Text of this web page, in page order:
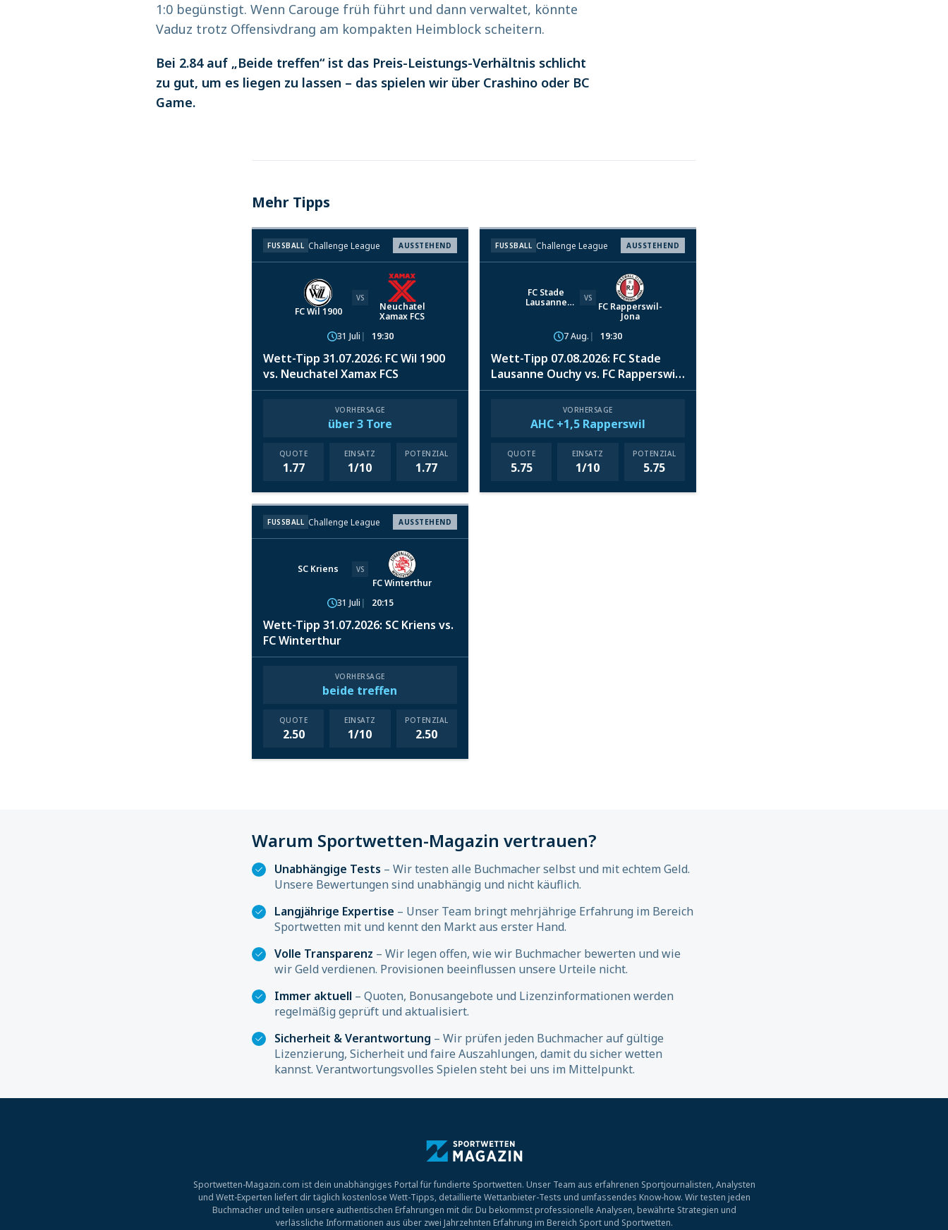
1:0 begünstigt. Wenn Carouge früh führt und dann verwaltet, könnte
Vaduz trotz Offensivdrang am kompakten Heimblock scheitern.
Bei 2.84 auf „Beide treffen“ ist das Preis-Leistungs-Verhältnis schlicht
zu gut, um es liegen zu lassen – das spielen wir über Crashino oder BC
Game.
Mehr Tipps
FUSSBALL Challenge League AUSSTEHEND
FC Wil 1900
VS
Neuchatel
Xamax FCS
31 Juli
19:30
Wett-Tipp 31.07.2026: FC Wil 1900
vs. Neuchatel Xamax FCS
VORHERSAGE
über 3 Tore
QUOTE
1.77
EINSATZ
1/10
POTENZIAL
1.77
FUSSBALL Challenge League AUSSTEHEND
FC Stade
Lausanne
VS
FC Rapperswil-
Jona
7 Aug.
19:30
Wett-Tipp 07.08.2026: FC Stade
Lausanne Ouchy vs. FC Rapperswil-
Jona
VORHERSAGE
AHC +1,5 Rapperswil
QUOTE
5.75
EINSATZ
1/10
POTENZIAL
5.75
FUSSBALL Challenge League AUSSTEHEND
SC Kriens VS
FC Winterthur
31 Juli
20:15
Wett-Tipp 31.07.2026: SC Kriens vs.
FC Winterthur
VORHERSAGE
beide treffen
QUOTE
2.50
EINSATZ
1/10
POTENZIAL
2.50
Warum Sportwetten-Magazin vertrauen?
Unabhängige Tests – Wir testen alle Buchmacher selbst und mit echtem Geld.
Unsere Bewertungen sind unabhängig und nicht käuflich.
Langjährige Expertise – Unser Team bringt mehrjährige Erfahrung im Bereich
Sportwetten mit und kennt den Markt aus erster Hand.
Volle Transparenz – Wir legen offen, wie wir Buchmacher bewerten und wie
wir Geld verdienen. Provisionen beeinflussen unsere Urteile nicht.
Immer aktuell – Quoten, Bonusangebote und Lizenzinformationen werden
regelmäßig geprüft und aktualisiert.
Sicherheit & Verantwortung – Wir prüfen jeden Buchmacher auf gültige
Lizenzierung, Sicherheit und faire Auszahlungen, damit du sicher wetten
kannst. Verantwortungsvolles Spielen steht bei uns im Mittelpunkt.
Sportwetten-Magazin.com ist dein unabhängiges Portal für fundierte Sportwetten. Unser Team aus erfahrenen Sportjournalisten, Analysten
und Wett-Experten liefert dir täglich kostenlose Wett-Tipps, detaillierte Wettanbieter-Tests und umfassendes Know-how. Wir testen jeden
Buchmacher und teilen unsere authentischen Erfahrungen mit dir. Du bekommst professionelle Analysen, bewährte Strategien und
verlässliche Informationen aus über zwei Jahrzehnten Erfahrung im Bereich Sport und Sportwetten.